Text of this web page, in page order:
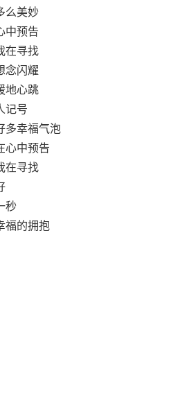
么美妙
中预告
在寻找
念闪耀
地心跳
记号
多幸福气泡
心中预告
在寻找
秒
福的拥抱